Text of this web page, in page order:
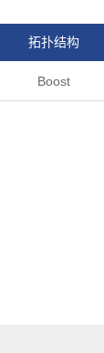
拓扑结构
Boost